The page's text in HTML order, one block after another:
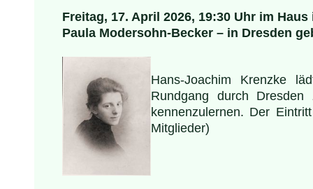
Freitag, 17. April 2026, 19:30 Uhr im
Paula Modersohn-Becker – in Dresden
Hans-Joachim Krenzke
Rundgang durch
kennenzulernen. Der
Mitglieder)